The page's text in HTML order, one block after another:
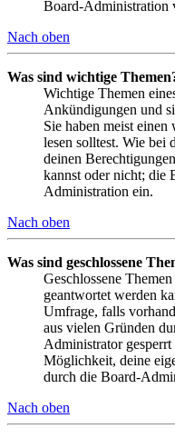
Board-Administration
Nach oben
Was sind wichtige
Wichtige Themen
Ankündigungen und
Sie haben meist
lesen solltest. Wie bei
deinen
kannst oder nicht; die
Administration ein.
Nach oben
Was sind geschlossene
Geschlossene
geantwortet werden
Umfrage, falls
aus vielen Gründen
Administrator
Möglichkeit, deine
durch die Board-
Nach oben